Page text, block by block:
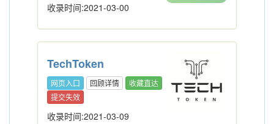
收录时间:2021-03-00
TechToken
网页入口 回顾详情
收藏直达
提交失效
收录时间:2021-03-09